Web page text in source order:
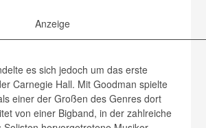
Anzeige
es sich jedoch um das erste
Carnegie Hall. Mit Goodman spielte
einer der Großen des Genres dort
von einer Bigband, in der zahlreiche